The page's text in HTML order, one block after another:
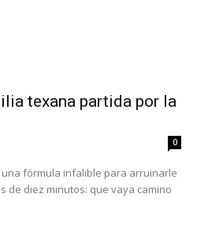
texana partida por la
0
una fórmula infalible para arruinarle
de diez minutos: que vaya camino